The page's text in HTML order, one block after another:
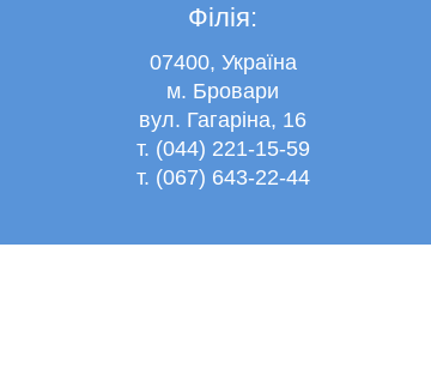
Філія:
07400, Україна
м. Бровари
вул. Гагаріна, 16
т. (044) 221-15-59
т. (067) 643-22-44